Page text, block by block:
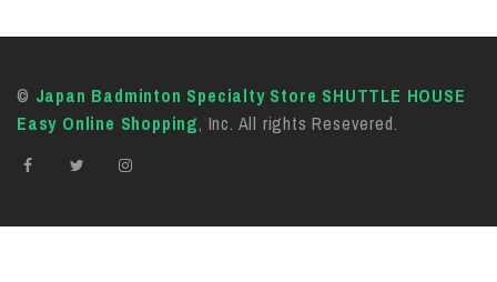
© Japan Badminton Specialty Store SHUTTLE HOUSE
Easy Online Shopping, Inc. All rights Resevered.